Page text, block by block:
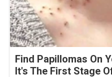
Find Papillomas On
It's The First Stage